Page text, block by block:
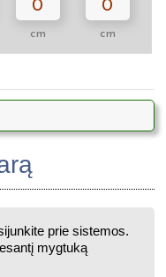
0
cm
0
cm